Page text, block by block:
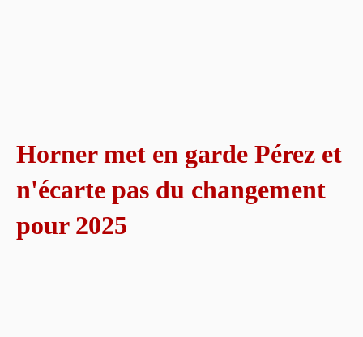
Horner met en garde Pérez et
n'écarte pas du changement
pour 2025